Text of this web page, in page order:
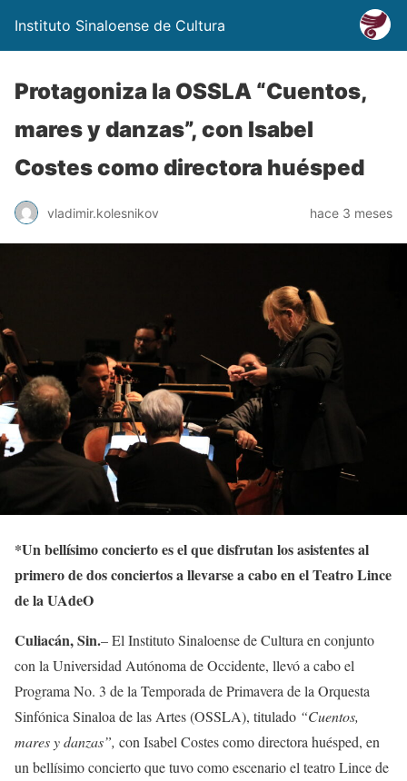
Instituto Sinaloense de Cultura
Protagoniza la OSSLA “Cuentos,
mares y danzas”, con Isabel
Costes como directora huésped
vladimir.kolesnikov hace 3 meses
*Un bellísimo concierto es el que disfrutan los asistentes al
primero de dos conciertos a llevarse a cabo en el Teatro Lince
de la UAdeO
Culiacán, Sin.– El Instituto Sinaloense de Cultura en conjunto
con la Universidad Autónoma de Occidente, llevó a cabo el
Programa No. 3 de la Temporada de Primavera de la Orquesta
Sinfónica Sinaloa de las Artes (OSSLA), titulado “Cuentos,
mares y danzas”, con Isabel Costes como directora huésped, en
un bellísimo concierto que tuvo como escenario el teatro Lince de